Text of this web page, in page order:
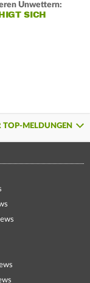
Unwettern:
SICH
TOP-MELDUNGEN